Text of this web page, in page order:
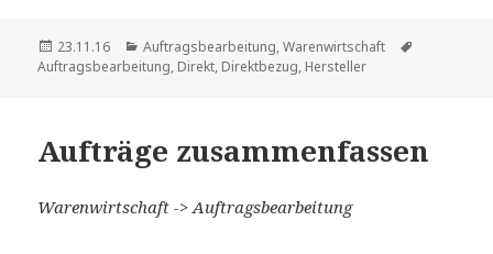
Veröffentlicht
am
23.11.16 Kategorien
Auftragsbearbeitung,Warenwirtschaft
Auftragsbearbeitung, Direkt, Direktbezug, Hersteller
Aufträge zusammenfassen
Warenwirtschaft -> Auftragsbearbeitung